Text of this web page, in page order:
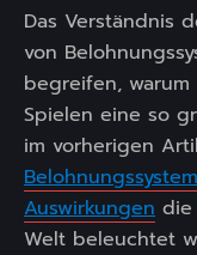
Das Verständnis
von
begreifen,
Spielen eine so
im vorherigen
Auswirkungen die
Welt beleuchtet